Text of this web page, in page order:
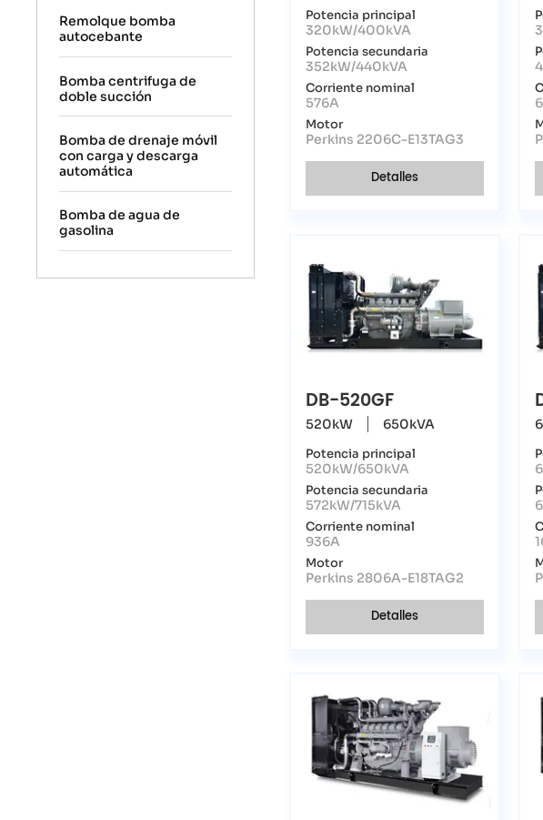
Potencia principal
320kW/400kVA
Potencia secundaria
352kW/440kVA
Corriente nominal
576A
Motor
Perkins 2206C-E13TAG3
Detalles
DB-520GF
520kW 650kVA
Potencia principal
520kW/650kVA
Potencia secundaria
572kW/715kVA
Corriente nominal
936A
Motor
Perkins 2806A-E18TAG2
Detalles
Remolque bomba
autocebante
Bomba centrifuga de
doble succión
Bomba de drenaje móvil
con carga y descarga
automática
Bomba de agua de
gasolina